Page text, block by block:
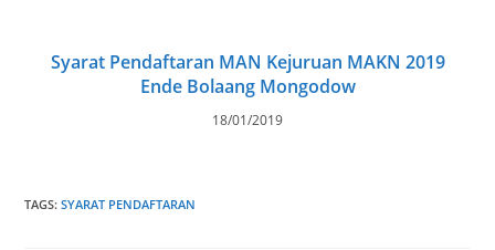
Syarat Pendaftaran MAN Kejuruan MAKN 2019
Ende Bolaang Mongodow
18/01/2019
TAGS:SYARAT PENDAFTARAN